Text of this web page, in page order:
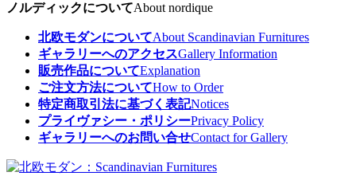
ノルディックについてAbout nordique
北欧モダンについてAbout Scandinavian Furnitures
ギャラリーへのアクセスGallery Information
販売作品についてExplanation
ご注文方法についてHow to Order
特定商取引法に基づく表記Notices
プライヴァシー・ポリシーPrivacy Policy
ギャラリーへのお問い合せContact for Gallery